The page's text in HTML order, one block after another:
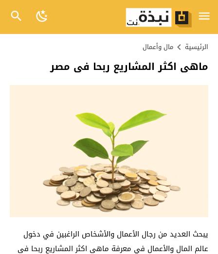
الرئيسية مال وأعمال
ماهى اكثر المشاريع ربحا فى مصر
يبحث العديد من رجال الأعمال والأشخاص الراغبين في دخول
عالم المال والأعمال في معرفة ماهى اكثر المشاريع ربحا فى